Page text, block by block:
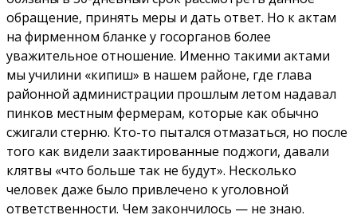
обращение, принять меры и дать ответ. Но к актам
на фирменном бланке у госорганов более
уважительное отношение. Именно такими актами
мы училини «кипиш» в нашем районе, где глава
районной администрации прошлым летом надавал
пинков местным фермерам, которые как обычно
сжигали стерню. Кто-то пытался отмазаться, но после
того как видели заактированные поджоги, давали
клятвы «что больше так не будут». Несколько
человек даже было привлечено к уголовной
ответственности. Чем закончилось — не знаю.